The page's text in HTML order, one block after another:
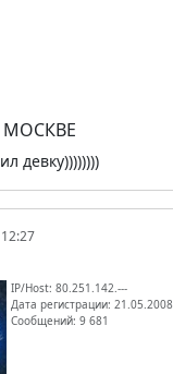
МОСКВЕ
девку))))))))
IP/Host: 80.251.142.---
Дата регистрации: 21.05.2008
Сообщений: 9 681